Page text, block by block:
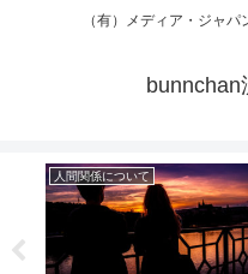
（有）メディア・ジャ
bunnchan
人間関係について